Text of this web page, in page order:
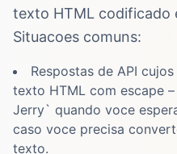
texto HTML codificado
Situacoes comuns:
Respostas de API
texto HTML com escape
Jerry` quando voce
caso voce precisa
texto.